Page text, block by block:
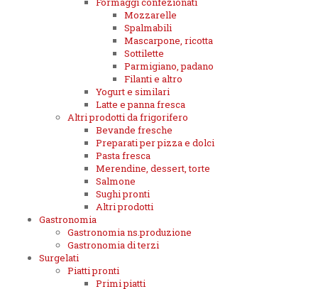
Mozzarelle
Spalmabili
Mascarpone, ricotta
Sottilette
Parmigiano, padano
Filanti e altro
Yogurt e similari
Latte e panna fresca
Altri prodotti da frigorifero
Bevande fresche
Preparati per pizza e dolci
Pasta fresca
Merendine, dessert, torte
Salmone
Sughi pronti
Altri prodotti
Gastronomia
Gastronomia ns.produzione
Gastronomia di terzi
Surgelati
Piatti pronti
Primi piatti